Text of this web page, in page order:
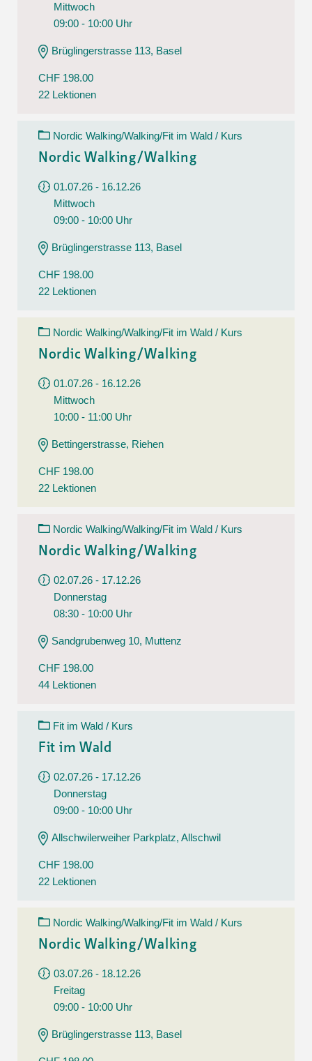
Mittwoch
09:00 - 10:00 Uhr
Brüglingerstrasse 113, Basel
CHF 198.00
22 Lektionen
Nordic Walking/Walking/Fit im Wald / Kurs
Nordic Walking/Walking
01.07.26 - 16.12.26
Mittwoch
09:00 - 10:00 Uhr
Brüglingerstrasse 113, Basel
CHF 198.00
22 Lektionen
Nordic Walking/Walking/Fit im Wald / Kurs
Nordic Walking/Walking
01.07.26 - 16.12.26
Mittwoch
10:00 - 11:00 Uhr
Bettingerstrasse, Riehen
CHF 198.00
22 Lektionen
Nordic Walking/Walking/Fit im Wald / Kurs
Nordic Walking/Walking
02.07.26 - 17.12.26
Donnerstag
08:30 - 10:00 Uhr
Sandgrubenweg 10, Muttenz
CHF 198.00
44 Lektionen
Fit im Wald / Kurs
Fit im Wald
02.07.26 - 17.12.26
Donnerstag
09:00 - 10:00 Uhr
Allschwilerweiher Parkplatz, Allschwil
CHF 198.00
22 Lektionen
Nordic Walking/Walking/Fit im Wald / Kurs
Nordic Walking/Walking
03.07.26 - 18.12.26
Freitag
09:00 - 10:00 Uhr
Brüglingerstrasse 113, Basel